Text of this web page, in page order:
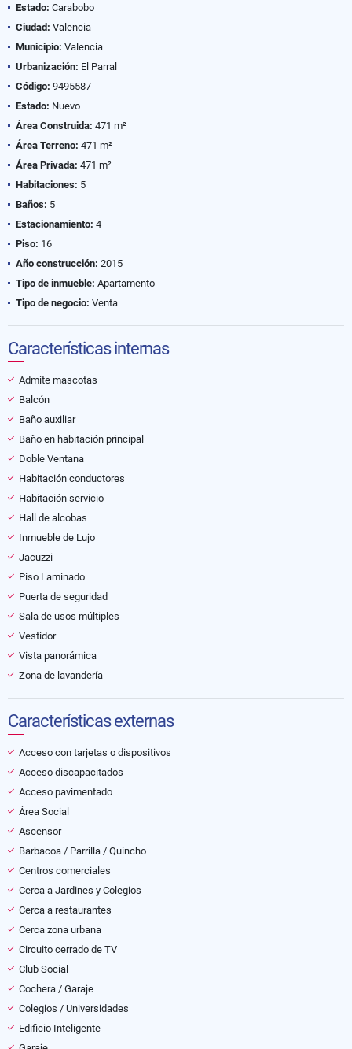
Estado: Carabobo
Ciudad: Valencia
Municipio: Valencia
Urbanización: El Parral
Código: 9495587
Estado: Nuevo
Área Construida: 471 m²
Área Terreno: 471 m²
Área Privada: 471 m²
Habitaciones: 5
Baños: 5
Estacionamiento: 4
Piso: 16
Año construcción: 2015
Tipo de inmueble: Apartamento
Tipo de negocio: Venta
Características internas
Admite mascotas
Balcón
Baño auxiliar
Baño en habitación principal
Doble Ventana
Habitación conductores
Habitación servicio
Hall de alcobas
Inmueble de Lujo
Jacuzzi
Piso Laminado
Puerta de seguridad
Sala de usos múltiples
Vestidor
Vista panorámica
Zona de lavandería
Características externas
Acceso con tarjetas o dispositivos
Acceso discapacitados
Acceso pavimentado
Área Social
Ascensor
Barbacoa / Parrilla / Quincho
Centros comerciales
Cerca a Jardines y Colegios
Cerca a restaurantes
Cerca zona urbana
Circuito cerrado de TV
Club Social
Cochera / Garaje
Colegios / Universidades
Edificio Inteligente